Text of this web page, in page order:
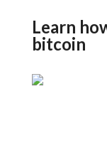
Learn
bitcoin